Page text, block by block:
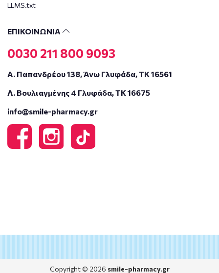
LLMS.txt
ΕΠΙΚΟΙΝΩΝΙΑ
0030 211 800 9093
Α. Παπανδρέου 138, Άνω Γλυφάδα, ΤΚ 16561
Λ. Βουλιαγμένης 4 Γλυφάδα, ΤΚ 16675
info@smile-pharmacy.gr
Copyright © 2026 smile-pharmacy.gr